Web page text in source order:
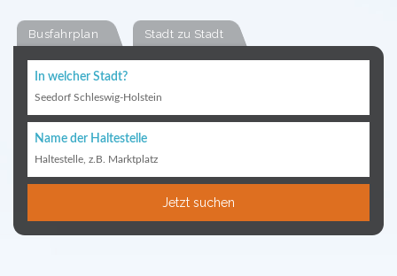
Busfahrplan Stadt zu Stadt
In welcher Stadt?
Seedorf Schleswig-Holstein
Name der Haltestelle
Haltestelle, z.B. Marktplatz
Jetzt suchen